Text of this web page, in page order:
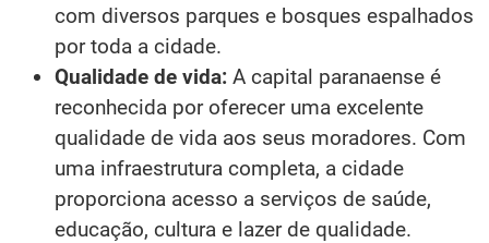
com diversos parques e bosques espalhados
por toda a cidade.
Qualidade de vida: A capital paranaense é
reconhecida por oferecer uma excelente
qualidade de vida aos seus moradores. Com
uma infraestrutura completa, a cidade
proporciona acesso a serviços de saúde,
educação, cultura e lazer de qualidade.